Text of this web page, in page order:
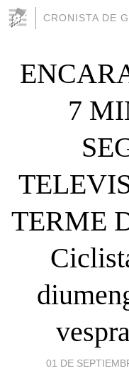
CRONISTA DE
7
TERME
01 DE